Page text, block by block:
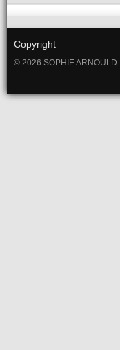
Copyright
© 2026 SOPHIE ARNOULD.